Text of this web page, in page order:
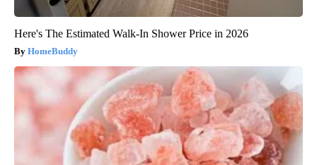
Here's The Estimated Walk-In Shower Price in 2026
HomeBuddy